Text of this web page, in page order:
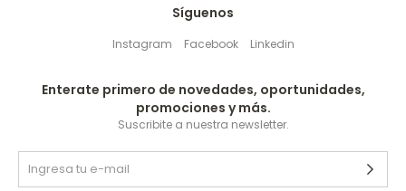
Síguenos
Instagram Facebook Linkedin
Enterate primero de novedades, oportunidades,
promociones y más.
Suscribite a nuestra newsletter.